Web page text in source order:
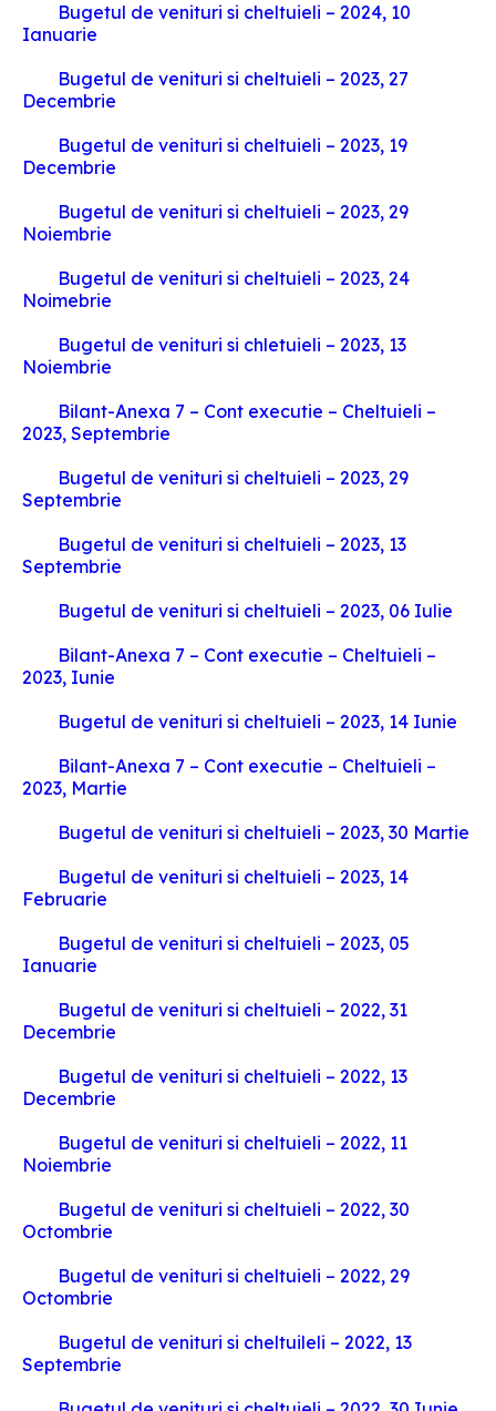
Bugetul de venituri si cheltuieli – 2024, 10
Ianuarie
Bugetul de venituri si cheltuieli – 2023, 27
Decembrie
Bugetul de venituri si cheltuieli – 2023, 19
Decembrie
Bugetul de venituri si cheltuieli – 2023, 29
Noiembrie
Bugetul de venituri si cheltuieli – 2023, 24
Noimebrie
Bugetul de venituri si chletuieli – 2023, 13
Noiembrie
Bilant-Anexa 7 – Cont executie – Cheltuieli –
2023, Septembrie
Bugetul de venituri si cheltuieli – 2023, 29
Septembrie
Bugetul de venituri si cheltuieli – 2023, 13
Septembrie
Bugetul de venituri si cheltuieli – 2023, 06 Iulie
Bilant-Anexa 7 – Cont executie – Cheltuieli –
2023, Iunie
Bugetul de venituri si cheltuieli – 2023, 14 Iunie
Bilant-Anexa 7 – Cont executie – Cheltuieli –
2023, Martie
Bugetul de venituri si cheltuieli – 2023, 30 Martie
Bugetul de venituri si cheltuieli – 2023, 14
Februarie
Bugetul de venituri si cheltuieli – 2023, 05
Ianuarie
Bugetul de venituri si cheltuieli – 2022, 31
Decembrie
Bugetul de venituri si cheltuieli – 2022, 13
Decembrie
Bugetul de venituri si cheltuieli – 2022, 11
Noiembrie
Bugetul de venituri si cheltuieli – 2022, 30
Octombrie
Bugetul de venituri si cheltuieli – 2022, 29
Octombrie
Bugetul de venituri si cheltuileli – 2022, 13
Septembrie